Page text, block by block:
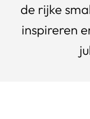
de rijke
inspireren